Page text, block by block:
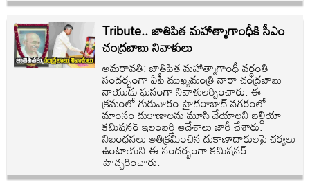
Tribute.. జాతిపిత మహాత్మాగాంధీకి సీఎం
చంద్రబాబు నివాళులు
అమరావతి: జాతిపిత మహాత్మాగాంధీ వర్ధంతి
సందర్భంగా ఏపీ ముఖ్యమంత్రి నారా చంద్రబాబు
నాయుడు ఘనంగా నివాళులర్పించారు. ఈ
క్రమంలో గురువారం హైదరాబాద్ నగరంలో
మాంసం దుకాణాలను మూసి వేయాలని బల్దియా
కమిషనర్‌ ఇలంబర్తి ఆదేశాలు జారీ చేశారు.
నిబంధనలు అతిక్రమించిన దుకాణాదారులపై చర్యలు
ఉంటాయని ఈ సందర్భంగా కమిషనర్‌
హెచ్చరించారు.